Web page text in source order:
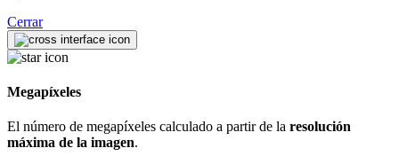
Cerrar
Megapíxeles
El número de megapíxeles calculado a partir de la resolución
máxima de la imagen.